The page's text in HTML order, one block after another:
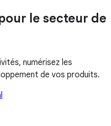
le secteur de
numérisez les
de vos produits.